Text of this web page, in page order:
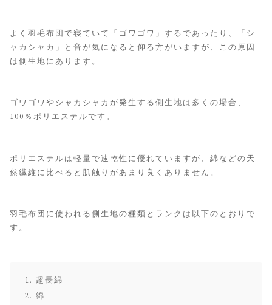
よく羽毛布団で寝ていて「ゴワゴワ」するであったり、「シ
ャカシャカ」と音が気になると仰る方がいますが、この原因
は側生地にあります。
ゴワゴワやシャカシャカが発生する側生地は多くの場合、
100％ポリエステルです。
ポリエステルは軽量で速乾性に優れていますが、綿などの天
然繊維に比べると肌触りがあまり良くありません。
羽毛布団に使われる側生地の種類とランクは以下のとおりで
す。
超長綿
綿